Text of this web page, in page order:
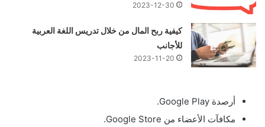
2023-12-30
كيفية ربح المال من خلال تدريس اللغة العربية
للأجانب
2023-11-20
أرصدة Google Play.
مكافآت الأعضاء من Google Store.